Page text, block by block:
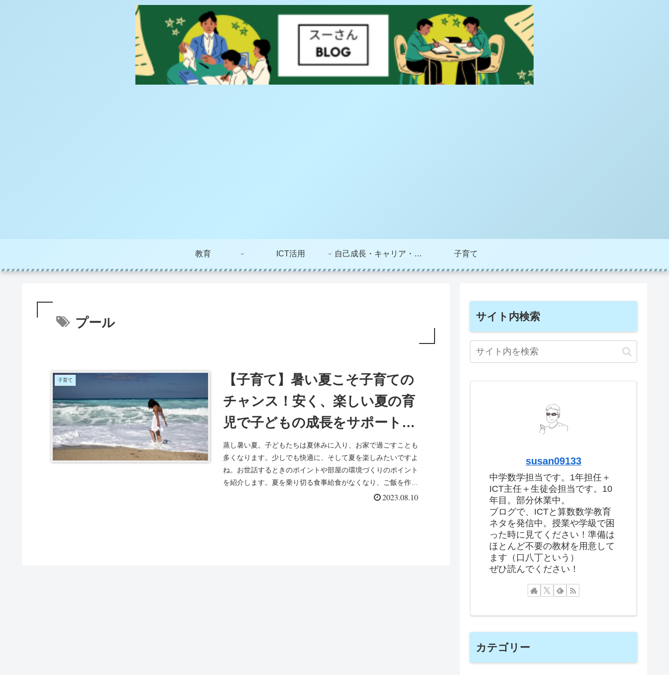
教育 ICT活用 自己成長・キャリア・ライフプラン 子育て
プール
子育て
【子育て】暑い夏こそ子育ての
チャンス！安く、楽しい夏の育
児で子どもの成長をサポート
（食事、トイレ、遊び、昼寝）
蒸し暑い夏。子どもたちは夏休みに入り、お家で過ごすことも
多くなります。少しでも快適に、そして夏を楽しみたいですよ
ね。お世話するときのポイントや部屋の環境づくりのポイント
を紹介します。夏を乗り切る食事給食がなくなり、ご飯を作る
2023.08.10
サイト内検索
susan09133
中学数学担当です。1年担任＋
ICT主任＋生徒会担当です。10
年目。部分休業中。
ブログで、ICTと算数数学教育
ネタを発信中。授業や学級で困
った時に見てください！準備は
ほとんど不要の教材を用意して
ます（口八丁という）
ぜひ読んでください！
カテゴリー